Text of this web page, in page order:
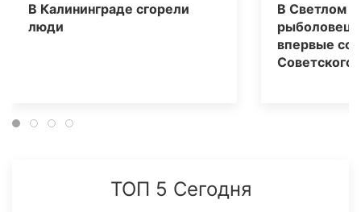
В Калининграде сгорели
люди
В Светлом
впервые со
Советского
ТОП 5 Сегодня